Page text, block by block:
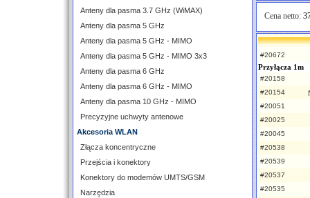
Anteny dla pasma 3.7 GHz (WiMAX)
Anteny dla pasma 5 GHz
Anteny dla pasma 5 GHz - MIMO
Anteny dla pasma 5 GHz - MIMO 3x3
Anteny dla pasma 6 GHz
Anteny dla pasma 6 GHz - MIMO
Anteny dla pasma 10 GHz - MIMO
Precyzyjne uchwyty antenowe
Akcesoria WLAN
Złącza koncentryczne
Przejścia i konektory
Konektory do modemów UMTS/GSM
Narzędzia
Cena netto:
#20672
Przyłącza 1m
#20158
#20154
#20051
#20025
#20045
#20538
#20539
#20537
#20535